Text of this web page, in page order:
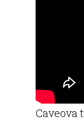
Caveova